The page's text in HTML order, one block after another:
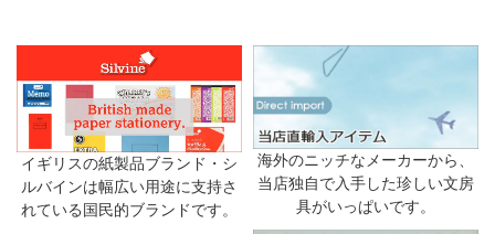
イギリスの紙製品ブランド・シ
ルバインは幅広い用途に支持さ
れている国民的ブランドです。
海外のニッチなメーカーから、
当店独自で入手した珍しい文房
具がいっぱいです。